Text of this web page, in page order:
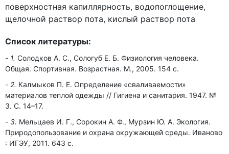
поверхностная капиллярность, водопоглощение,
щелочной раствор пота, кислый раствор пота
Список литературы:
1. Солодков А. С., Сологуб Е. Б. Физиология человека.
Общая. Спортивная. Возрастная. М., 2005. 154 с.
2. Калмыков П. Е. Определение «сваливаемости»
материалов теплой одежды // Гигиена и санитария. 1947. №
3. С. 14–17.
3. Мельцаев И. Г., Сорокин А. Ф., Мурзин Ю. А. Экология.
Природопользование и охрана окружающей̆ среды. Иваново
: ИГЭУ, 2011. 643 с.